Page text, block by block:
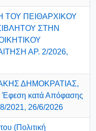
ΤΟΥ ΠΕΙΘΑΡΧΙΚΟΥ
ΣΤΗΝ
ΑΡ. 2/2026,
ΔΗΜΟΚΡΑΤΙΑΣ,
κατά Απόφασης
2021, 26/6/2026
(Πολιτική